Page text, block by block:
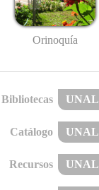
Orinoquía
Bibliotecas UNAL
Catálogo UNAL
Recursos UNAL